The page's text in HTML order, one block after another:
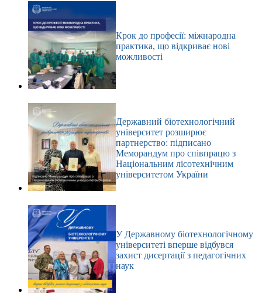
Крок до професії: міжнародна
практика, що відкриває нові
можливості
Державний біотехнологічний
університет розширює
партнерство: підписано
Меморандум про співпрацю з
Національним лісотехнічним
університетом України
У Державному біотехнологічному
університеті вперше відбувся
захист дисертації з педагогічних
наук